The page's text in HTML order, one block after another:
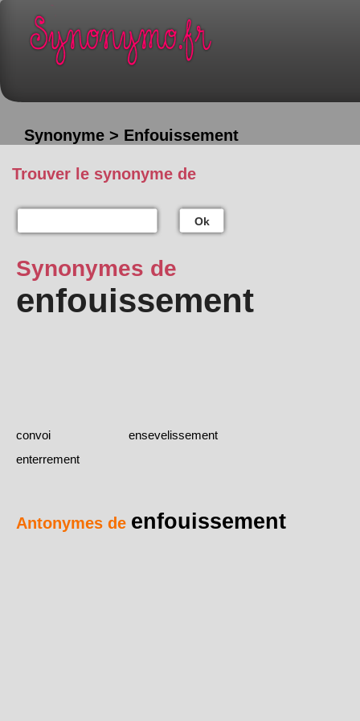
Synonyme > Enfouissement
Trouver le synonyme de
Ok
Synonymes de
enfouissement
convoi
ensevelissement
enterrement
Antonymes de enfouissement